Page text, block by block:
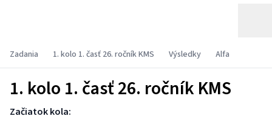
Zadania 1. kolo 1. časť 26. ročník KMS Výsledky Alfa
1. kolo 1. časť 26. ročník KMS
Začiatok kola: